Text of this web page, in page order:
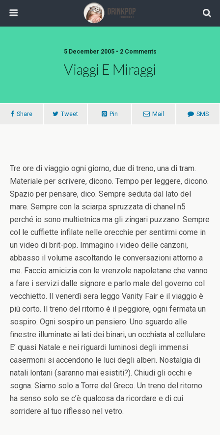
5 December 2005 • 2 Comments
Viaggi E Miraggi
Share Tweet Pin Mail SMS
Tre ore di viaggio ogni giorno, due di treno, una di tram.
Materiale per scrivere, dicono. Tempo per leggere, dicono.
Spazio per pensare, dico. Sempre seduta dal lato del
mare. Sempre con la sciarpa spruzzata di chanel n5
perché io sono multietnica ma gli zingari puzzano. Sempre
col le cuffiette infilate nelle orecchie per sentirmi come in
un video di brit-pop. Immagino i video delle canzoni,
abbasso il volume ascoltando le conversazioni attorno a
me. Faccio amicizia con le vrenzole napoletane che vanno
a fare i servizi dalle signore e parlo male del governo col
vecchietto. Il venerdì sera leggo Vanity Fair e il viaggio è
più corto. Il treno del ritorno è il peggiore, ogni fermata un
sospiro. Ogni sospiro un pensiero. Uno sguardo alle
finestre illuminate ai lati dei binari, un occhiata al cellulare.
E’ quasi Natale e nei riguardi luminosi degli immensi
casermoni si accendono le luci degli alberi. Nostalgia di
natali lontani (saranno mai esistiti?). Chiudi gli occhi e
sogna. Siamo solo a Torre del Greco. Un treno del ritorno
ha senso solo se c’è qualcosa da ricordare e di cui
sorridere al tuo riflesso nel vetro.